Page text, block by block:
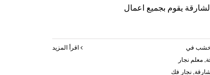
خشب في
, معلم نجار
, نجار فك